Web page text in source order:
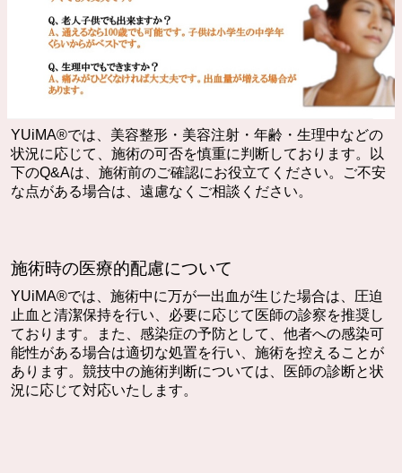
YUiMA®︎では、美容整形・美容注射・年齢・生理中などの
状況に応じて、施術の可否を慎重に判断しております。以
下のQ&Aは、施術前のご確認にお役立てください。ご不安
な点がある場合は、遠慮なくご相談ください。
施術時の医療的配慮について
YUiMA®︎では、施術中に万が一出血が生じた場合は、圧迫
止血と清潔保持を行い、必要に応じて医師の診察を推奨し
ております。また、感染症の予防として、他者への感染可
能性がある場合は適切な処置を行い、施術を控えることが
あります。競技中の施術判断については、医師の診断と状
況に応じて対応いたします。